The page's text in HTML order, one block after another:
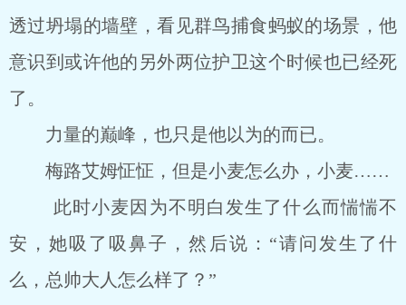
透过坍塌的墙壁，看见群鸟捕食蚂蚁的场景，他
意识到或许他的另外两位护卫这个时候也已经死
了。
力量的巅峰，也只是他以为的而已。
梅路艾姆怔怔，但是小麦怎么办，小麦……
此时小麦因为不明白发生了什么而惴惴不
安，她吸了吸鼻子，然后说：“请问发生了什
么，总帅大人怎么样了？”